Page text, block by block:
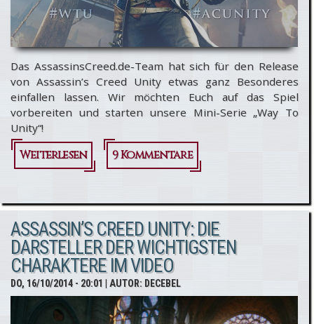
Das AssassinsCreed.de-Team hat sich für den Release
von Assassin’s Creed Unity etwas ganz Besonderes
einfallen lassen. Wir möchten Euch auf das Spiel
vorbereiten und starten unsere Mini-Serie „Way To
Unity“!
Weiterlesen
über
to
Unity!
9 Kommentare
ASSASSIN’S CREED UNITY: DIE
DARSTELLER DER WICHTIGSTEN
CHARAKTERE IM VIDEO
DO, 16/10/2014 - 20:01 | AUTOR: DECEBEL